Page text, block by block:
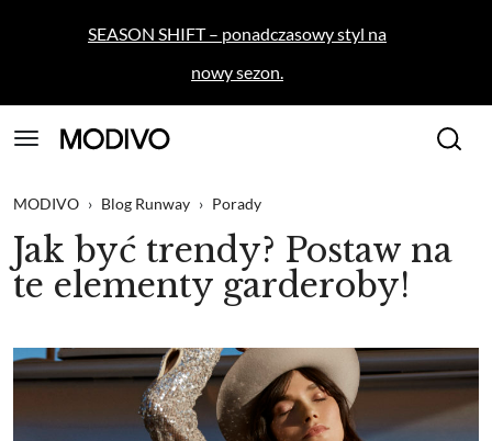
SEASON SHIFT – ponadczasowy styl na
nowy sezon.
MODIVO › Blog Runway › Porady
Jak być trendy? Postaw na
te elementy garderoby!